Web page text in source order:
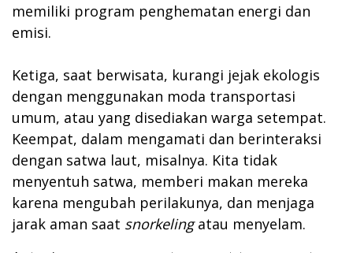
memiliki program penghematan energi dan
emisi.
Ketiga, saat berwisata, kurangi jejak ekologis
dengan menggunakan moda transportasi
umum, atau yang disediakan warga setempat.
Keempat, dalam mengamati dan berinteraksi
dengan satwa laut, misalnya. Kita tidak
menyentuh satwa, memberi makan mereka
karena mengubah perilakunya, dan menjaga
jarak aman saat snorkelingatau menyelam.